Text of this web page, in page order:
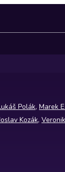
Polák, Marek
Kozák,